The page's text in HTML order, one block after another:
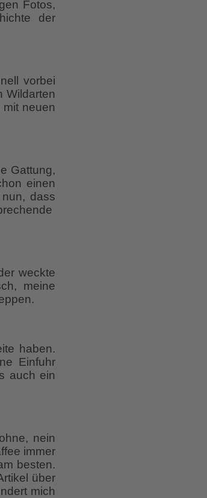
Fotos,
der
vorbei
Wildarten
neuen
Gattung,
einen
dass
weckte
meine
haben.
Einfuhr
auch ein
nein
immer
besten.
über
mich